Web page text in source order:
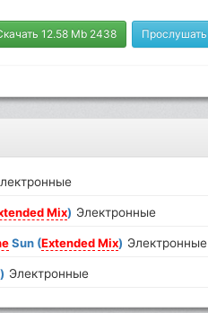
12.58 Mb 2438 Прослушать
Mix) Электронные
Sun (ExtendedMix) Электронные
) Электронные